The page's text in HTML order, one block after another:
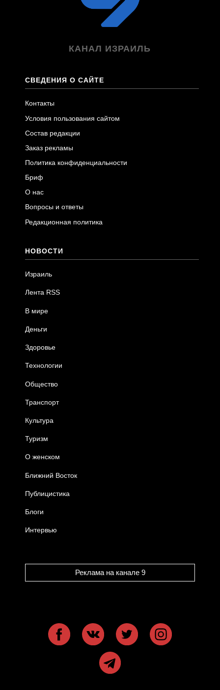
КАНАЛ ИЗРАИЛЬ
СВЕДЕНИЯ О САЙТЕ
Контакты
Условия пользования сайтом
Состав редакции
Заказ рекламы
Политика конфиденциальности
Бриф
О нас
Вопросы и ответы
Редакционная политика
НОВОСТИ
Израиль
Лента RSS
В мире
Деньги
Здоровье
Технологии
Общество
Транспорт
Культура
Туризм
О женском
Ближний Восток
Публицистика
Блоги
Интервью
Реклама на канале 9